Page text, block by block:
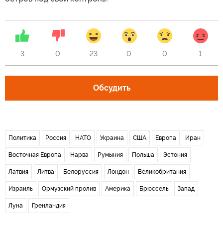
3 0 23 0 0 1
Обсудить
Политика Россия НАТО Украина США Европа Иран
Восточная Европа Нарва Румыния Польша Эстония
Латвия Литва Белоруссия Лондон Великобритания
Израиль Ормузский пролив Америка Брюссель Запад
Луна Гренландия